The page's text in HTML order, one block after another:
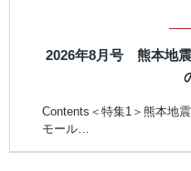
2026年8月号 熊本地
Contents＜特集1＞熊本地
モール…